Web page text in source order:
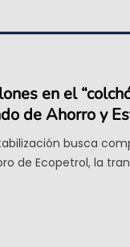
en el
de Ahorro y
busca
de Ecopetrol, la